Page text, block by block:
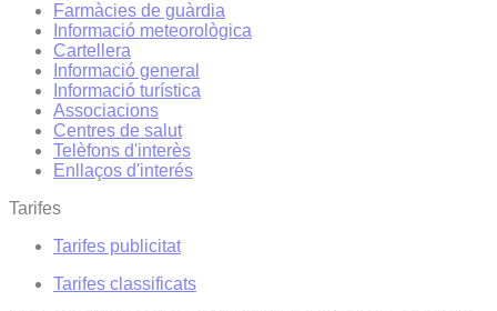
Farmàcies de guàrdia
Informació meteorològica
Cartellera
Informació general
Informació turística
Associacions
Centres de salut
Telèfons d'interès
Enllaços d'interés
Tarifes
Tarifes publicitat
Tarifes classificats